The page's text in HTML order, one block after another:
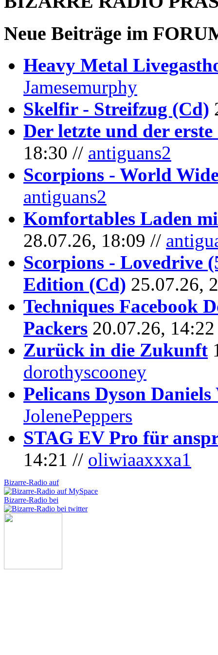
Neue Beiträge im
Heavy Metal
Jamesemurphy
Skelfir - Streifzug (Cd)
Der letzte und der erste
18:30 // antiguans2
Scorpions - World
antiguans2
Komfortables Laden
28.07.26, 18:09 //
Scorpions - Lovedrive
Edition (Cd) 25.07.26,
Techniques Facebook
Packers 20.07.26,
Zurück in die Zukunft
dorothyscooney
Pelicans Dyson
JolenePeppers
STAG EV Pro für
14:21 // oliwiaaxxxa1
Bizarre-Radio auf
Bizarre-Radio bei